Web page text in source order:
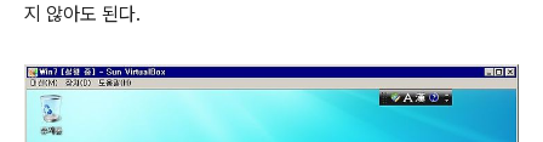
지 않아도 된다.